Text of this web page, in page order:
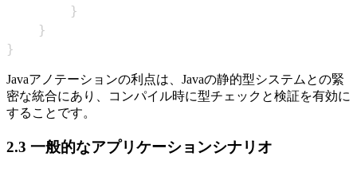
}
}
}
Javaアノテーションの利点は、Javaの静的型システムとの緊
密な統合にあり、コンパイル時に型チェックと検証を有効に
することです。
2.3 一般的なアプリケーションシナリオ